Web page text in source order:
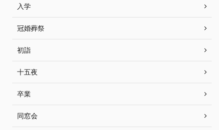
入学
冠婚葬祭
初詣
十五夜
卒業
同窓会